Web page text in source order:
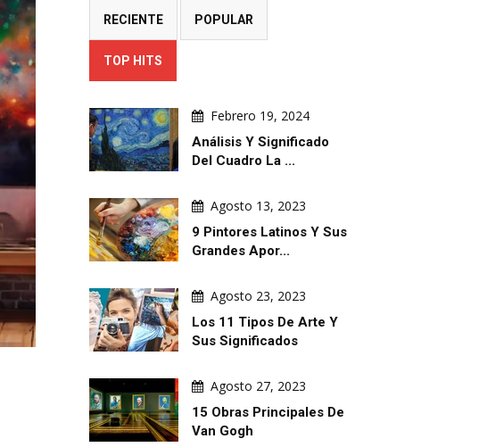
RECIENTE POPULAR
TOP HITS
Febrero 19, 2024
Análisis Y Significado
Del Cuadro La ...
Agosto 13, 2023
9 Pintores Latinos Y Sus
Grandes Apor...
Agosto 23, 2023
Los 11 Tipos De Arte Y
Sus Significados
Agosto 27, 2023
15 Obras Principales De
Van Gogh